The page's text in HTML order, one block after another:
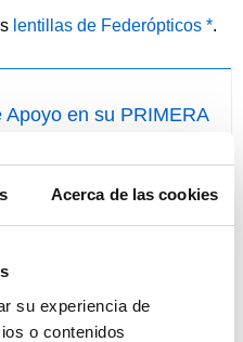
Acerca de las cookies
su experiencia de
o contenidos
lentillas de Federópticos *.
en su PRIMERA
nosotros de forma fácil!